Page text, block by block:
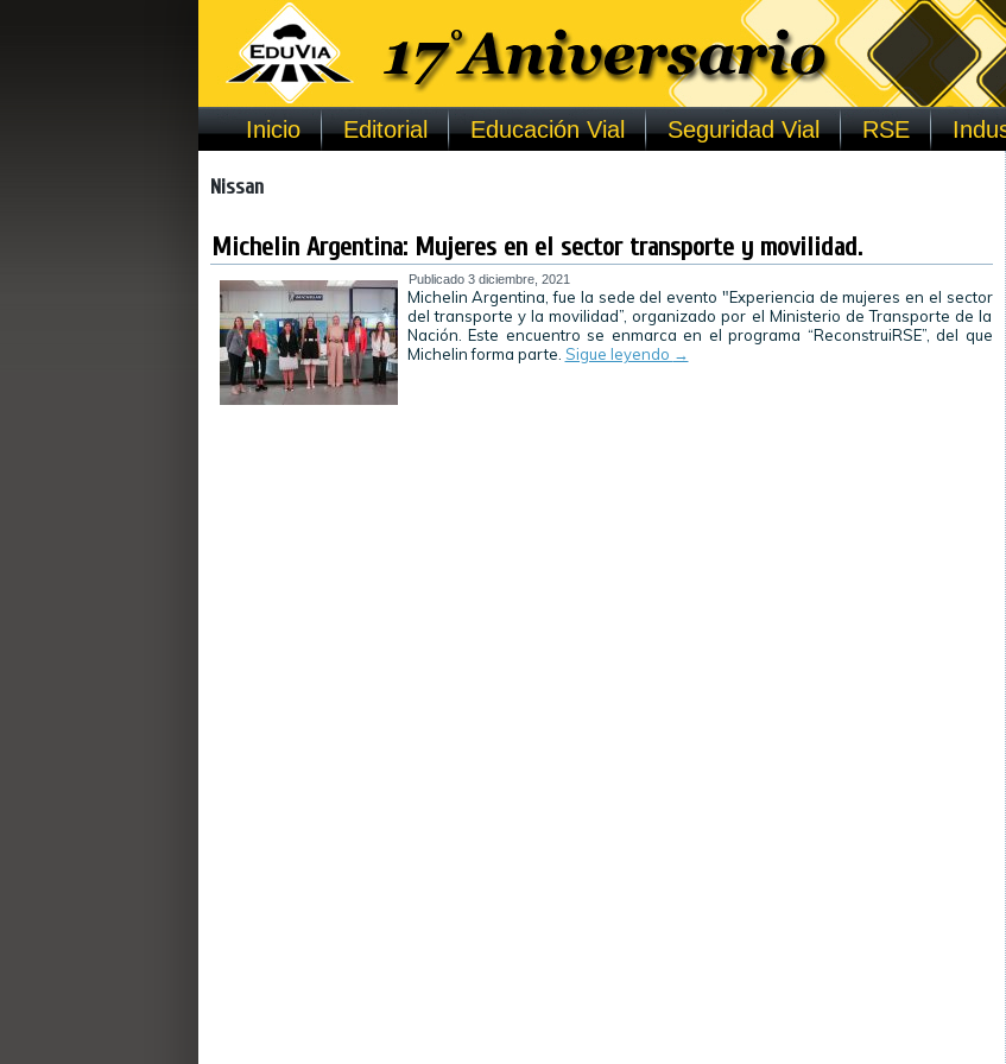
Inicio Editorial Educación Vial Seguridad Vial RSE
Nissan
Michelin Argentina: Mujeres en el sector transporte y movilidad.
Publicado 3 diciembre, 2021
Michelin Argentina, fue la sede del evento "Experiencia de mujeres en el sector
del transporte y la movilidad”, organizado por el Ministerio de Transporte de la
Nación. Este encuentro se enmarca en el programa “ReconstruiRSE”, del que
Michelin forma parte. Sigue leyendo →